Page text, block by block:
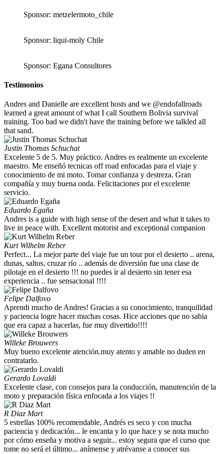
Sponsor: metzelermoto_chile
Sponsor: liqui-moly Chile
Sponsor: Egana Consultores
Testimonios
Andres and Danielle are excellent hosts and we @endofallroads
learned a great amount of what I call Southern Bolivia survival
training. Too bad we didn't have the training before we talkled all
that sand.
Justin Thomas Schuchat
Excelente 5 de 5. Muy práctico. Andres es realmente un excelente
maestro. Me enseñó tecnicas off road enfocadas para el viaje y
conocimiento de mi moto. Tomar confianza y destreza. Gran
compañía y muy buena onda. Felicitaciones por el excelente
servicio.
Eduardo Egaña
Andres is a guide with high sense of the desert and what it takes to
live in peace with. Excellent motorist and exceptional companion
Kurt Wilhelm Reber
Perfect... La mejor parte del viaje fue un tour por el desierto .. arena,
dunas, saltos, cruzar río .. además de diversión fue una clase de
pilotaje en el desierto !!! no puedes ir al desierto sin tener esa
experiencia .. fue sensacional !!!!
Felipe Dalfovo
Aprendi mucho de Andres! Gracias a su conocimiento, tranquilidad
y paciencia logre hacer muchas cosas. Hice acciones que no sabia
que era capaz a hacerlas, fue muy divertido!!!!
Willeke Brouwers
Muy bueno excelente atención.muy atento y amable no duden en
contratarlo.
Gerardo Lovaldi
Excelente clase, con consejos para la conducción, manutención de la
moto y preparación física enfocada a los viajes !!
R Diaz Mart
5 estrellas 100% recomendable, Andrés es seco y con mucha
paciencia y dedicación... le encanta y lo que hace y se nota mucho
por cómo enseña y motiva a seguir... estoy segura que el curso que
tome no será el último... anímense y atrévanse a conocer sus